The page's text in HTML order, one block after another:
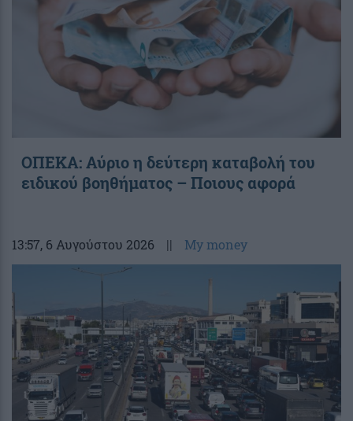
ΟΠΕΚΑ: Αύριο η δεύτερη καταβολή του
ειδικού βοηθήματος – Ποιους αφορά
13:57, 6 Αυγούστου 2026 || My money